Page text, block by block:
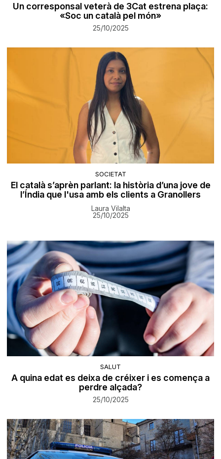
Un corresponsal veterà de 3Cat estrena plaça:
«Soc un català pel món»
25/10/2025
SOCIETAT
El català s’aprèn parlant: la història d’una jove de
l’Índia que l'usa amb els clients a Granollers
Laura Vilalta
25/10/2025
SALUT
A quina edat es deixa de créixer i es comença a
perdre alçada?
25/10/2025